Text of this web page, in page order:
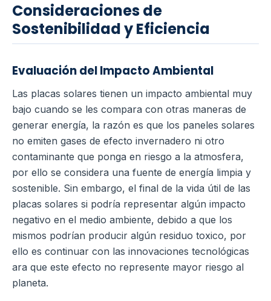
Consideraciones de
Sostenibilidad y Eficiencia
Evaluación del Impacto Ambiental
Las placas solares tienen un impacto ambiental muy
bajo cuando se les compara con otras maneras de
generar energía, la razón es que los paneles solares
no emiten gases de efecto invernadero ni otro
contaminante que ponga en riesgo a la atmosfera,
por ello se considera una fuente de energía limpia y
sostenible. Sin embargo, el final de la vida útil de las
placas solares si podría representar algún impacto
negativo en el medio ambiente, debido a que los
mismos podrían producir algún residuo toxico, por
ello es continuar con las innovaciones tecnológicas
ara que este efecto no represente mayor riesgo al
planeta.